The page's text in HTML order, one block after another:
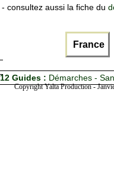
- consultez aussi la fiche du
France
12 Guides : Démarches -
Copyright Yalta Production -